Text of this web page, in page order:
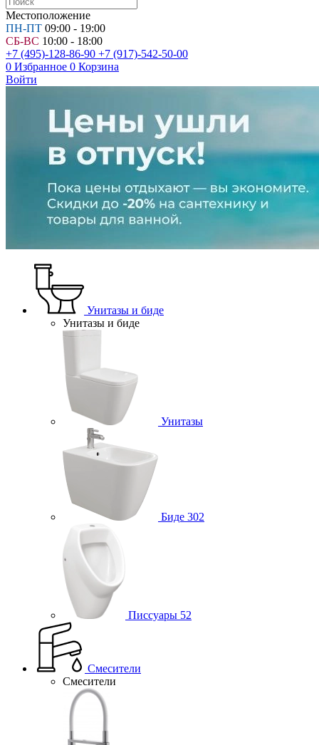
Местоположение
ПН-ПТ 09:00 - 19:00
СБ-ВС 10:00 - 18:00
+7 (495)-128-86-90 +7 (917)-542-50-00
0 Избранное 0 Корзина
Войти
Унитазы и биде
Унитазы и биде
Унитазы
Биде 302
Писсуары 52
Смесители
Смесители